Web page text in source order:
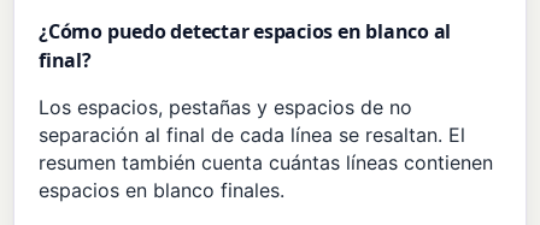
¿Cómo puedo detectar espacios en blanco al
final?
Los espacios, pestañas y espacios de no
separación al final de cada línea se resaltan. El
resumen también cuenta cuántas líneas contienen
espacios en blanco finales.